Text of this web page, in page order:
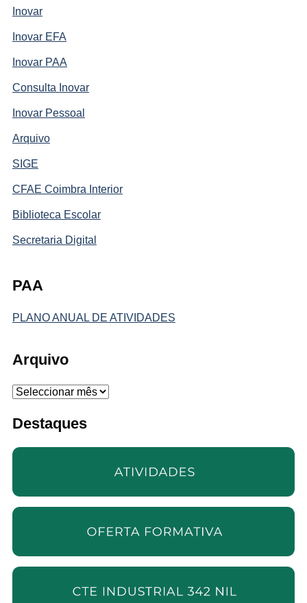
Inovar
Inovar EFA
Inovar PAA
Consulta Inovar
Inovar Pessoal
Arquivo
SIGE
CFAE Coimbra Interior
Biblioteca Escolar
Secretaria Digital
PAA
PLANO ANUAL DE ATIVIDADES
Arquivo
Arquivo
Destaques